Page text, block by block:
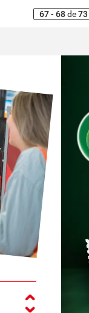
67 - 68 de 73